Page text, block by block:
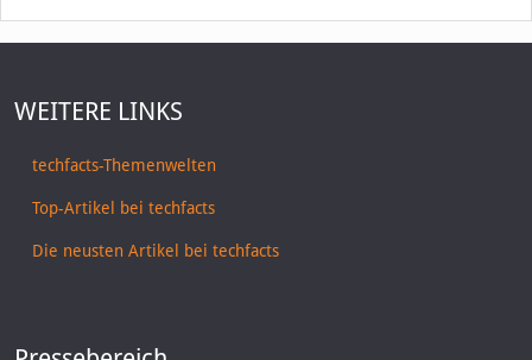
WEITERE LINKS
techfacts-Themenwelten
Top-Artikel bei techfacts
Die neusten Artikel bei techfacts